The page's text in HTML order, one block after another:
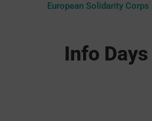
European Solidarity Corps
Info